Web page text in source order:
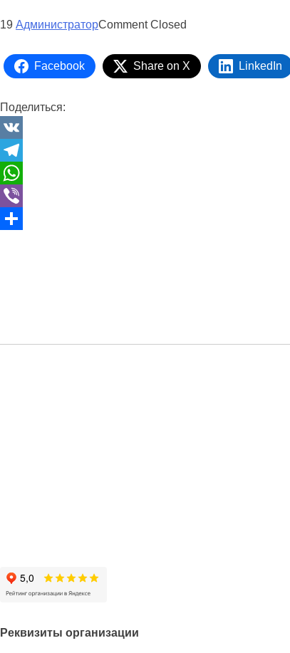
19 АдминистраторComment Closed
Facebook Share on X LinkedIn
Поделиться:
VK
Telegram
WhatsApp
Viber
Реквизиты организации